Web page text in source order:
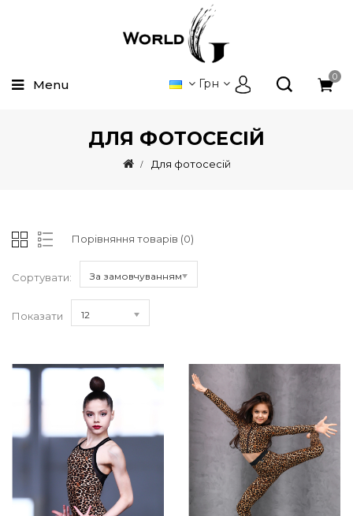
0
Грн
Menu
ДЛЯ ФОТОСЕСІЙ
Для фотосесій
Порівняння товарів (0)
Сортувати: За замовчуванням
Показати 12